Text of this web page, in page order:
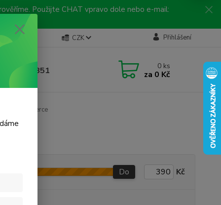
Použijte CHAT vpravo dole nebo e-mail:
Kontakty CZK Přihlášení
linka
792 217 851
9-16 hod.)
0 ks
za 0 Kč
Autokoberce
Do Kč